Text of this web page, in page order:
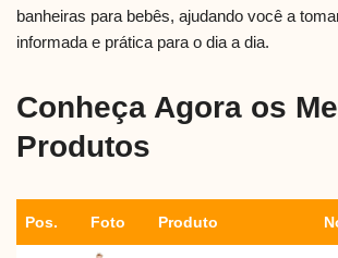
banheiras para bebês, ajudando você a
informada e prática para o dia a dia.
Conheça Agora os
Produtos
Pos. Foto Produto